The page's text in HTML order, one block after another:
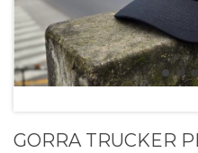
GORRA TRUCKER